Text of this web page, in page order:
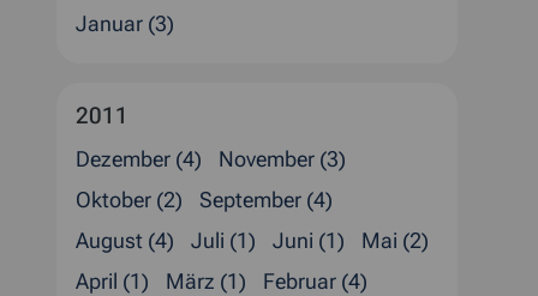
Januar (3)
2011
Dezember (4)
November (3)
Oktober (2)
September (4)
August (4)
Juli (1) Juni (1)
Mai (2)
April (1)
März (1)
Februar (4)